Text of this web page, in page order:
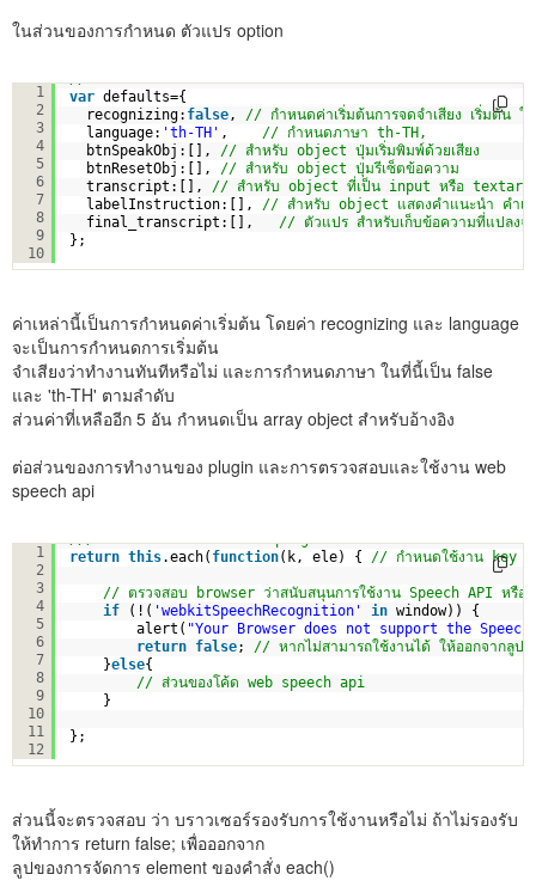
ในส่วนของการกำหนด ตัวแปร option
1
2
3
4
5
6
7
8
9
10
var defaults={
recognizing: false , // กำหนดค่าเริ่มต้นการจดจำเสียง เริ่มต้น
language: 'th-TH' , // กำหนดภาษา th-TH,
btnSpeakObj:[], // สำหรับ object ปุ่มเริ่มพิมพ์ด้วยเสียง
btnResetObj:[], // สำหรับ object ปุ่มรีเซ็ตข้อความ
transcript:[], // สำหรับ object ที่เป็น input หรือ textarea
labelInstruction:[], // สำหรับ object แสดงคำแนะนำ คำเตื
final_transcript:[], // ตัวแปร สำหรับเก็บข้อความที่แ
};
ค่าเหล่านี้เป็นการกำหนดค่าเริ่มต้น โดยค่า recognizing และ language
จะเป็นการกำหนดการเริ่มต้น
จำเสียงว่าทำงานทันทีหรือไม่ และการกำหนดภาษา ในที่นี้เป็น false
และ 'th-TH' ตามลำดับ
ส่วนค่าที่เหลืออีก 5 อัน กำหนดเป็น array object สำหรับอ้างอิง
ต่อส่วนของการทำงานของ plugin และการตรวจสอบและใช้งาน web
speech api
1
2
3
4
5
6
7
8
9
10
11
12
return this.each( function(k, ele) { // กำหนดใช้งาน key
// ตรวจสอบ browser ว่าสนับสนุนการใช้งาน Speech API หรือ
if
(!( 'webkitSpeechRecognition' in window)) {
alert( "Your Browser does not support the Speech
return false; // หากไม่สามารถใช้งานได้ ให้ออกจากลูป
}else{
// ส่วนของโค้ด web speech api
}
};
ส่วนนี้จะตรวจสอบ ว่า บราวเซอร์รองรับการใช้งานหรือไม่ ถ้าไม่รองรับ
ให้ทำการ return false; เพื่อออกจาก
ลูปของการจัดการ element ของคำสั่ง each()